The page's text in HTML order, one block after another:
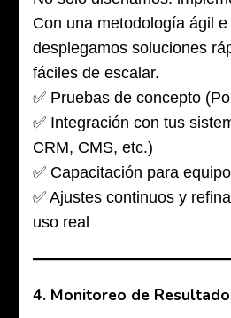
Con una metodología ágil
desplegamos soluciones
fáciles de escalar.
✅ Pruebas de concepto
✅ Integración con tus
CRM, CMS, etc.)
✅ Capacitación para
✅ Ajustes continuos y
uso real
4. Monitoreo de